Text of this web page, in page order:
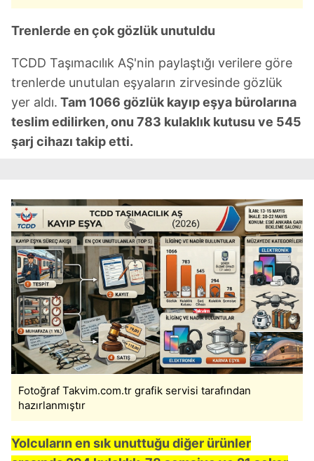
Trenlerde en çok gözlük unutuldu
TCDD Taşımacılık AŞ'nin paylaştığı verilere göre
trenlerde unutulan eşyaların zirvesinde gözlük
yer aldı. Tam 1066 gözlük kayıp eşya bürolarına
teslim edilirken, onu 783 kulaklık kutusu ve 545
şarj cihazı takip etti.
Fotoğraf Takvim.com.tr grafik servisi tarafından
hazırlanmıştır
Yolcuların en sık unuttuğu diğer ürünler